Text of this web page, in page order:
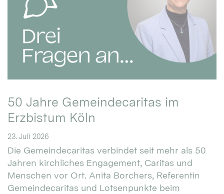
50 Jahre Gemeindecaritas im
Erzbistum Köln
23. Juli 2026
Die Gemeindecaritas verbindet seit mehr als 50
Jahren kirchliches Engagement, Caritas und
Menschen vor Ort. Anita Borchers, Referentin
Gemeindecaritas und Lotsenpunkte beim